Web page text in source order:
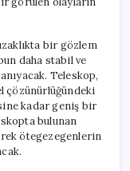
bir gözlem
daha stabil ve
Teleskop,
çözünürlüğündeki
kadar geniş bir
bulunan
ötegezegenlerin